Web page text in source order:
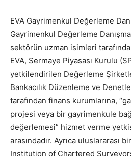
EVA Gayrimenkul Değerleme
Gayrimenkul Değerleme
sektörün uzman isimleri
EVA, Sermaye Piyasası Kurulu
yetkilendirilen Değerleme
Bankacılık Düzenleme ve
tarafından finans kurumlarına,
projesi veya bir gayrimenkule
değerlemesi” hizmet verme
arasındadır. Ayrıca uluslararası
Institution of Chartered